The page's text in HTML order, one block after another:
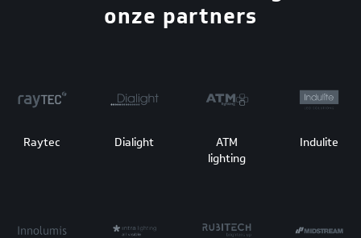
onze partners
Raytec Dialight
ATM
lighting
Indulite